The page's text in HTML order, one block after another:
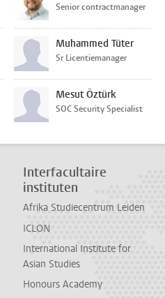
Senior contractmanager
Muhammed Tüter
Sr Licentiemanager
Mesut Öztürk
SOC Security Specialist
Interfacultaire
instituten
Afrika Studiecentrum Leiden
ICLON
International Institute for
Asian Studies
Honours Academy